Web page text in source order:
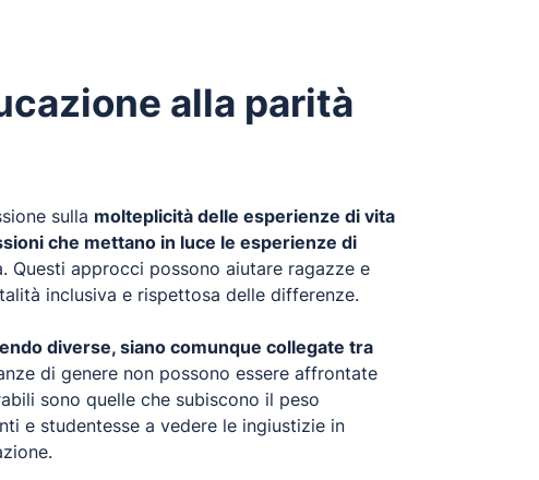
alla parità
sulla molteplicità delle esperienze di vita
che mettano in luce le esperienze di
Questi approcci possono aiutare ragazze e
inclusiva e rispettosa delle differenze.
diverse, siano comunque collegate tra
di genere non possono essere affrontate
sono quelle che subiscono il peso
e studentesse a vedere le ingiustizie in